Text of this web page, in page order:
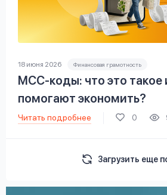
18 июня 2026 Финансовая грамотность
МСС-коды: что это такое
помогают экономить?
Читать подробнее 0
Загрузить еще